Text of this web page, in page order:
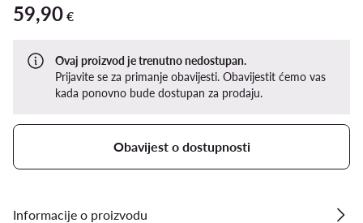
59,90 €
59,90 €
Ovaj proizvod je trenutno nedostupan.
Prijavite se za primanje obavijesti. Obavijestit ćemo vas
kada ponovno bude dostupan za prodaju.
Obavijest o dostupnosti
Informacije o proizvodu